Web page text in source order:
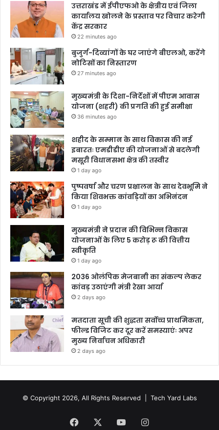
उत्तराखंड में ईपीएफओ के क्षेत्रीय एवं जिला
कार्यालय खोलने के प्रस्ताव पर विचार करेगी
केंद्र सरकार
22 minutes ago
बुजुर्ग-दिव्यांगों के घर जाएंगे बीएलओ, करेंगे
नोटिसों का निस्तारण
27 minutes ago
मुख्यमंत्री के दिशा-निर्देशों में पीएम आवास
योजना (शहरी) की प्रगति की हुई समीक्षा
36 minutes ago
शहीद के सम्मान के साथ विकास की नई
इबारतः एमडीडीए की योजनाओं से बदलेगी
मसूरी विधानसभा क्षेत्र की तस्वीर
1 day ago
पुष्पवर्षा और चरण प्रक्षालन के साथ देवभूमि ने
किया शिवभक्त कांवड़ियों का अभिनंदन
1 day ago
मुख्यमंत्री ने प्रदान की विभिन्न विकास
योजनाओं के लिए 5 करोड़ रू की वित्तीय
स्वीकृति
1 day ago
2036 ओलंपिक मेजबानी का संकल्प लेकर
कांवड़ उठाएंगी मंत्री रेखा आर्या
2 days ago
मतदाता सूची की शुद्धता सर्वोच्च प्राथमिकता,
फील्ड विजिट कर दूर करें समस्याएंः अपर
मुख्य निर्वाचन अधिकारी
2 days ago
© Copyright 2026, All Rights Reserved | Tech Yard Labs
Facebook YouTubeInstagram